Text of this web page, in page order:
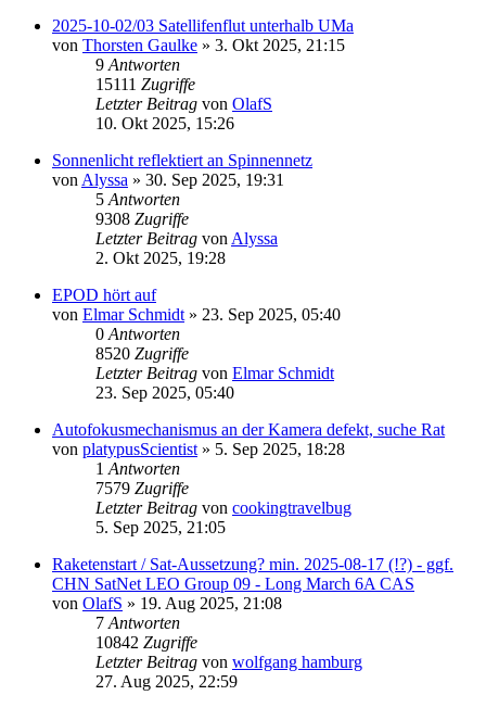
2025-10-02/03 Satellifenflut unterhalb UMa
von Thorsten Gaulke » 3. Okt 2025, 21:15
9 Antworten
15111 Zugriffe
Letzter Beitrag von OlafS
10. Okt 2025, 15:26
Sonnenlicht reflektiert an Spinnennetz
von Alyssa » 30. Sep 2025, 19:31
5 Antworten
9308 Zugriffe
Letzter Beitrag von Alyssa
2. Okt 2025, 19:28
EPOD hört auf
von Elmar Schmidt » 23. Sep 2025, 05:40
0 Antworten
8520 Zugriffe
Letzter Beitrag von Elmar Schmidt
23. Sep 2025, 05:40
Autofokusmechanismus an der Kamera defekt, suche Rat
von platypusScientist » 5. Sep 2025, 18:28
1 Antworten
7579 Zugriffe
Letzter Beitrag von cookingtravelbug
5. Sep 2025, 21:05
Raketenstart / Sat-Aussetzung? min. 2025-08-17 (!?) - ggf.
CHN SatNet LEO Group 09 - Long March 6A CAS
von OlafS » 19. Aug 2025, 21:08
7 Antworten
10842 Zugriffe
Letzter Beitrag von wolfgang hamburg
27. Aug 2025, 22:59